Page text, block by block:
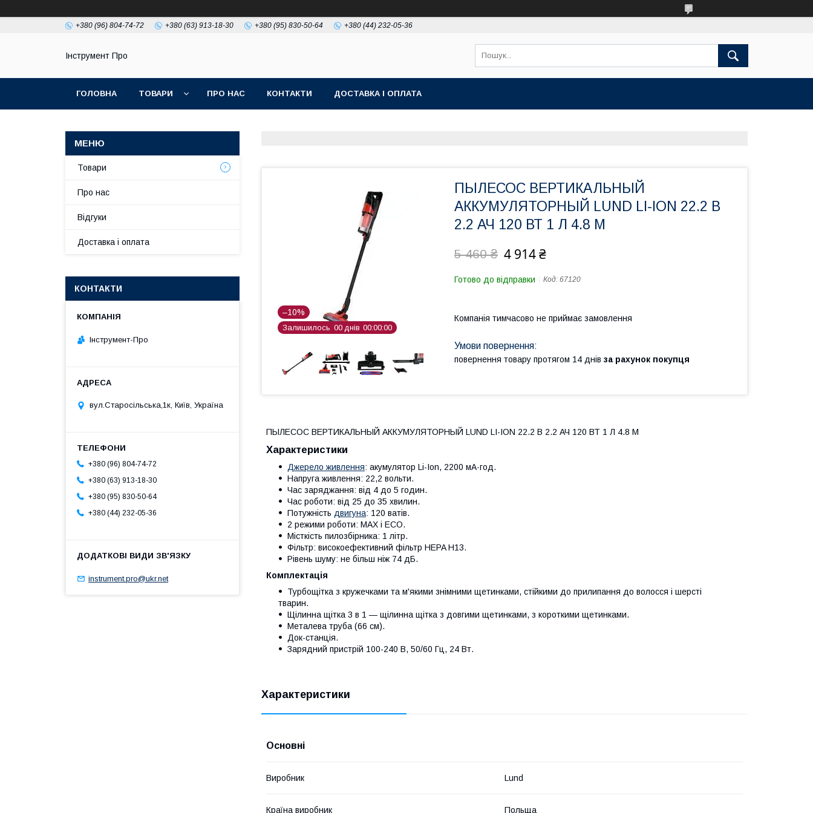
+380 (96) 804-74-72 +380 (63) 913-18-30 +380 (95) 830-50-64 +380 (44) 232-05-36
Інструмент Про
ГОЛОВНА ТОВАРИ ПРО НАС КОНТАКТИ ДОСТАВКА І ОПЛАТА
–10%
Залишилось 00 днів 00 00 00
ПЫЛЕСОС ВЕРТИКАЛЬНЫЙ
АККУМУЛЯТОРНЫЙ LUND LI-ION 22.2 В
2.2 АЧ 120 ВТ 1 Л 4.8 М
5 460 ₴ 4 914 ₴
Готово до відправки Код: 67120
Компанія тимчасово не приймає замовлення
повернення товару протягом 14 днів за рахунок покупця
ПЫЛЕСОС ВЕРТИКАЛЬНЫЙ АККУМУЛЯТОРНЫЙ LUND LI-ION 22.2 В 2.2 АЧ 120 ВТ 1 Л 4.8 М
Характеристики
Джерело живлення: акумулятор Li-Ion, 2200 мА·год.
Напруга живлення: 22,2 вольти.
Час заряджання: від 4 до 5 годин.
Час роботи: від 25 до 35 хвилин.
Потужність двигуна: 120 ватів.
2 режими роботи: MAX і ECO.
Місткість пилозбірника: 1 літр.
Фільтр: високоефективний фільтр HEPA H13.
Рівень шуму: не більш ніж 74 дБ.
Комплектація
Турбощітка з кружечками та м'якими знімними щетинками, стійкими до прилипання до волосся і шерсті
тварин.
Щілинна щітка 3 в 1 — щілинна щітка з довгими щетинками, з короткими щетинками.
Металева труба (66 см).
Док-станція.
Зарядний пристрій 100-240 В, 50/60 Гц, 24 Вт.
Характеристики
Основні
Виробник Lund
Країна виробник Польща
Товари
Про нас
Відгуки
Доставка і оплата
КОНТАКТИ
Інструмент-Про
вул.Старосільська,1к, Київ, Україна
+380 (96) 804-74-72
+380 (63) 913-18-30
+380 (95) 830-50-64
+380 (44) 232-05-36
instrument.pro@ukr.net